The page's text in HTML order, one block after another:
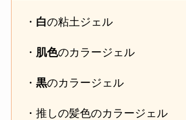
・ 白の粘土ジェル
・ 肌色のカラージェル
・黒のカラージェル
・推しの髪色のカラージェル